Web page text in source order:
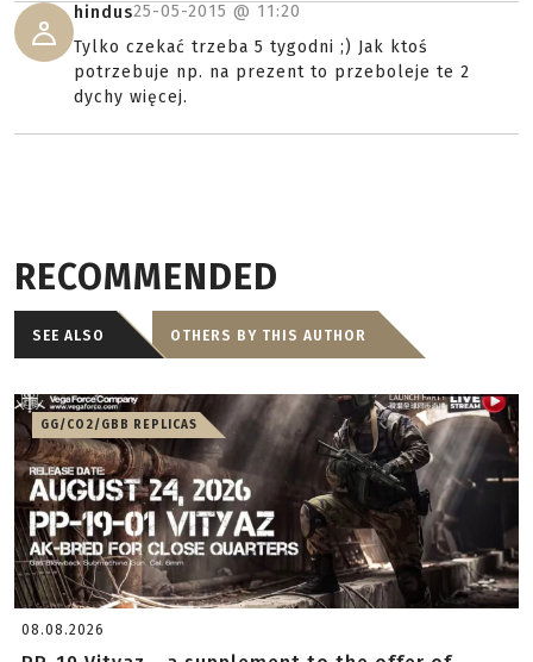
hindus25-05-2015 @ 11:20
Tylko czekać trzeba 5 tygodni ;) Jak ktoś
potrzebuje np. na prezent to przeboleje te 2
dychy więcej.
RECOMMENDED
SEE ALSO OTHERS BY THIS AUTHOR
GG/CO2/GBB REPLICAS
08.08.2026